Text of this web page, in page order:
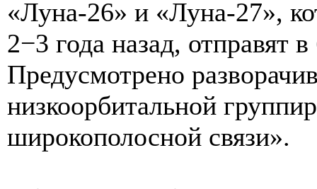
«Луна-26» и «Луна-27»,
2−3 года назад, отправят
Предусмотрено
низкоорбитальной
широкополосной связи».